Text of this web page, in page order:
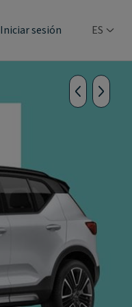
Iniciar sesión ES